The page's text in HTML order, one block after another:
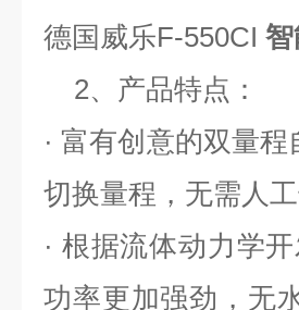
德国威乐F-550CI
2、产品特点：
· 富有创意的双量
切换量程，无需人工
· 根据流体动力学
功率更加强劲，无